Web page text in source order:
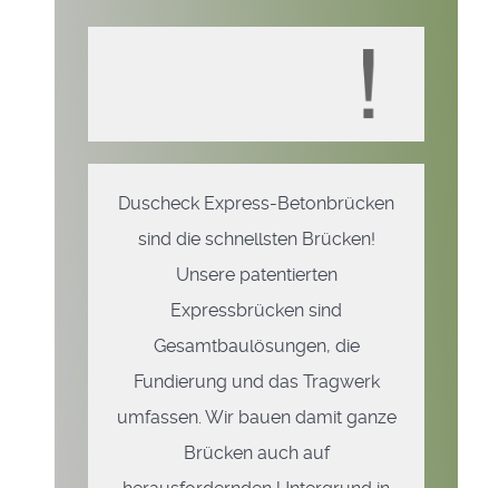
Duscheck Express-Betonbrücken
sind die schnellsten Brücken!
Unsere patentierten
Expressbrücken sind
Gesamtbaulösungen, die
Fundierung und das Tragwerk
umfassen. Wir bauen damit ganze
Brücken auch auf